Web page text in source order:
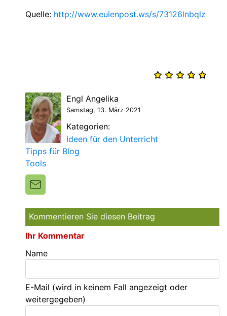
Quelle: http://www.eulenpost.ws/s/73126lnbqlz
Engl Angelika
Samstag, 13. März 2021
Kategorien:
Ideen für den Unterricht
Tipps für Blog
Tools
Kommentieren Sie diesen Beitrag
Ihr Kommentar
Name
E-Mail (wird in keinem Fall angezeigt oder
weitergegeben)